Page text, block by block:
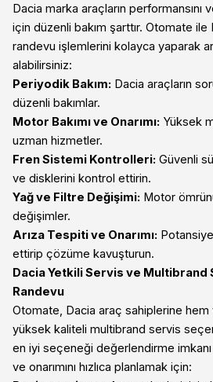
Dacia marka araçların performansını
için düzenli bakım şarttır. Otomate
randevu işlemlerini kolayca yaparak
alabilirsiniz:
Periyodik Bakım: Dacia araçların
düzenli bakımlar.
Motor Bakımı ve Onarımı: Yüksek
uzman hizmetler.
Fren Sistemi Kontrolleri: Güvenli
ve disklerini kontrol ettirin.
Yağ ve Filtre Değişimi: Motor
değişimler.
Arıza Tespiti ve Onarımı:
ettirip çözüme kavuşturun.
Dacia Yetkili Servis ve Multibrand
Randevu
Otomate, Dacia araç sahiplerine
yüksek kaliteli multibrand servis
en iyi seçeneği değerlendirme imkanı
ve onarımını hızlıca planlamak için: